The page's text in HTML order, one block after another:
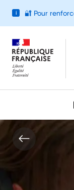
i 🔐 Pour